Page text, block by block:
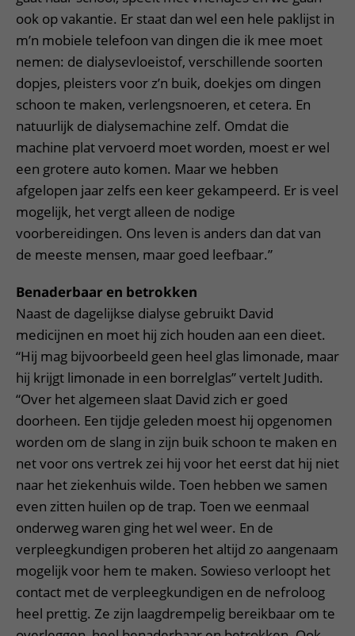
ook op vakantie. Er staat dan wel een hele paklijst in
m’n mobiele telefoon van dingen die ik mee moet
nemen: de dialysevloeistof, verschillende soorten
dopjes, pleisters voor z’n buik, doekjes om dingen
schoon te maken, verlengsnoeren, et cetera. En
natuurlijk de dialysemachine zelf. Omdat die
machine plat vervoerd moet worden, moest er wel
een grotere auto komen. Maar we hebben
afgelopen jaar zelfs een keer gekampeerd. Er is veel
mogelijk, het vergt alleen de nodige
voorbereidingen. Ons leven is anders dan dat van
de meeste mensen, maar goed leefbaar.”
Benaderbaar en betrokken
Naast de dagelijkse dialyse gebruikt David
medicijnen en moet hij zich houden aan een dieet.
“Hij mag bijvoorbeeld geen heel glas limonade, maar
hij krijgt limonade in een borrelglas” vertelt Judith.
“Over het algemeen slaat David zich er goed
doorheen. Een tijdje geleden moest hij opgenomen
worden om de slang in zijn buik schoon te maken en
net voor ons vertrek zei hij voor het eerst dat hij niet
naar het ziekenhuis wilde. Toen hebben we samen
even zitten huilen op de trap. Toen we eenmaal
onderweg waren ging het wel weer. En de
verpleegkundigen proberen het altijd zo aangenaam
mogelijk voor hem te maken. Sowieso verloopt het
contact met de verpleegkundigen en de nefroloog
heel prettig. Ze zijn laagdrempelig bereikbaar om te